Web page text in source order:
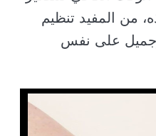
من المفيد تنظيم
على نفس